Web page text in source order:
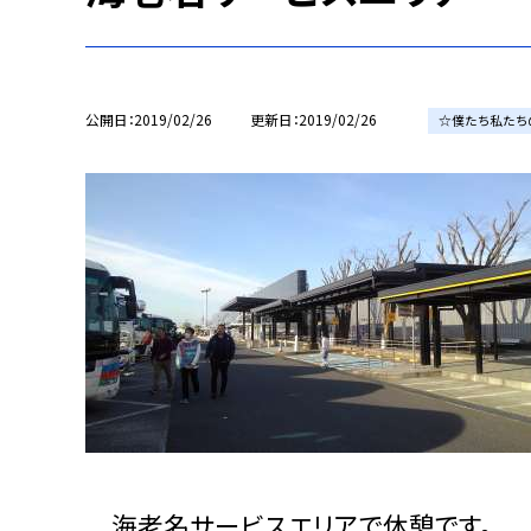
公開日 2019/02/26 更新日 2019/02/26 ☆僕たち私た